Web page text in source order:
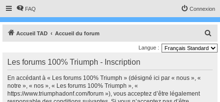
FAQ Connexion
Accueil TAD Accueil du forum
e
Langue :
Les forums 100% Triumph - Inscription
En accédant à « Les forums 100% Triumph » (désigné ici par « nous », «
notre », « nos », « Les forums 100% Triumph », «
https://www.triumphadonf.com/forum »), vous acceptez d’être légalement